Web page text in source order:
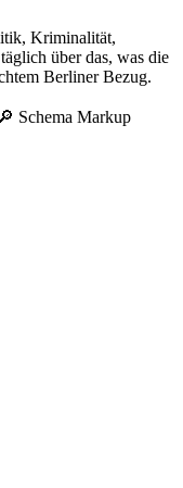
Kriminalität,
über das, was die
Berliner Bezug.
🔎 Schema Markup